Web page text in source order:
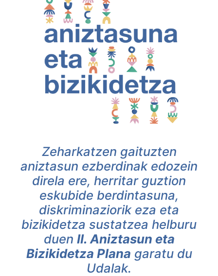
Zeharkatzen gaituzten
aniztasun ezberdinak edozein
direla ere, herritar guztion
eskubide berdintasuna,
diskriminaziorik eza eta
bizikidetza sustatzea helburu
duen II. Aniztasun eta
Bizikidetza Plana garatu du
Udalak.